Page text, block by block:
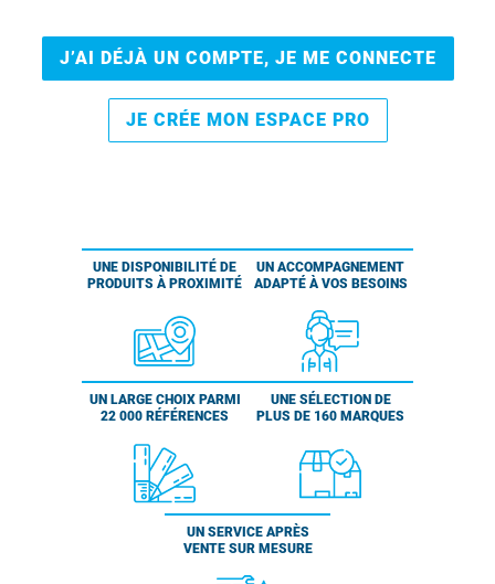
J’AI DÉJÀ UN COMPTE, JE ME CONNECTE
JE CRÉE MON ESPACE PRO
UNE DISPONIBILITÉ DE
PRODUITS À PROXIMITÉ
UN ACCOMPAGNEMENT
ADAPTÉ À VOS BESOINS
UN LARGE CHOIX PARMI
22 000 RÉFÉRENCES
UNE SÉLECTION DE
PLUS DE 160 MARQUES
UN SERVICE APRÈS
VENTE SUR MESURE